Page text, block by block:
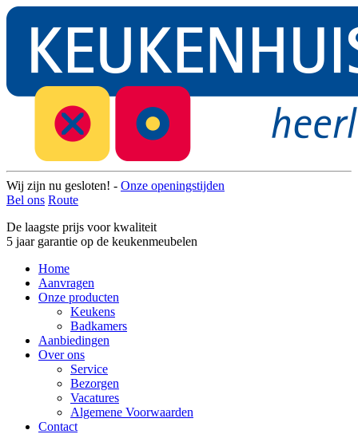
Wij zijn nu gesloten! - Onze openingstijden
Bel ons Route
De laagste prijs voor kwaliteit
5 jaar garantie op de keukenmeubelen
Home
Aanvragen
Onze producten
Keukens
Badkamers
Aanbiedingen
Over ons
Service
Bezorgen
Vacatures
Algemene Voorwaarden
Contact